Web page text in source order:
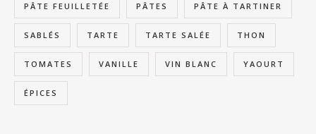
PÂTE FEUILLETÉE PÂTES PÂTE À TARTINER
SABLÉS TARTE TARTE SALÉE THON
TOMATES VANILLE VIN BLANC YAOURT
ÉPICES